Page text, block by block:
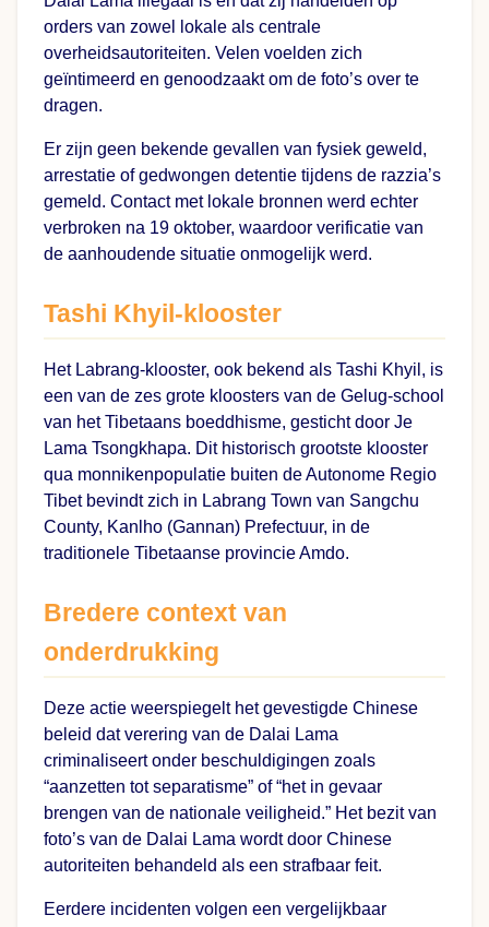
orders van zowel lokale als centrale
overheidsautoriteiten. Velen voelden zich
geïntimeerd en genoodzaakt om de foto’s over te
dragen.
Er zijn geen bekende gevallen van fysiek geweld,
arrestatie of gedwongen detentie tijdens de razzia’s
gemeld. Contact met lokale bronnen werd echter
verbroken na 19 oktober, waardoor verificatie van
de aanhoudende situatie onmogelijk werd.
Tashi Khyil-klooster
Het Labrang-klooster, ook bekend als Tashi Khyil, is
een van de zes grote kloosters van de Gelug-school
van het Tibetaans boeddhisme, gesticht door Je
Lama Tsongkhapa. Dit historisch grootste klooster
qua monnikenpopulatie buiten de Autonome Regio
Tibet bevindt zich in Labrang Town van Sangchu
County, Kanlho (Gannan) Prefectuur, in de
traditionele Tibetaanse provincie Amdo.
Bredere context van
onderdrukking
Deze actie weerspiegelt het gevestigde Chinese
beleid dat verering van de Dalai Lama
criminaliseert onder beschuldigingen zoals
“aanzetten tot separatisme” of “het in gevaar
brengen van de nationale veiligheid.” Het bezit van
foto’s van de Dalai Lama wordt door Chinese
autoriteiten behandeld als een strafbaar feit.
Eerdere incidenten volgen een vergelijkbaar